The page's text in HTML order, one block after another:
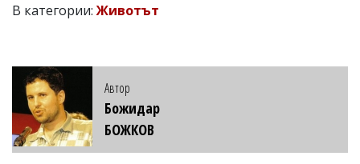
В категории:Животът
Автор
Божидар
БОЖКОВ